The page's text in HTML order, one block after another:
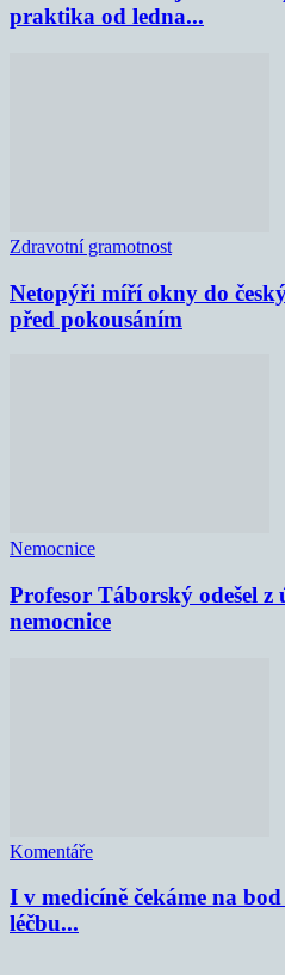
praktika od ledna...
Zdravotní gramotnost
Netopýři míří okny do
před pokousáním
Nemocnice
Profesor Táborský odešel z
nemocnice
Komentáře
I v medicíně čekáme na
léčbu...